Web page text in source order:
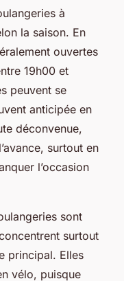
à
la saison. En
ouvertes
19h00 et
peuvent se
anticipée en
déconvenue,
surtout en
l’occasion
sont
surtout
principal. Elles
vélo, puisque